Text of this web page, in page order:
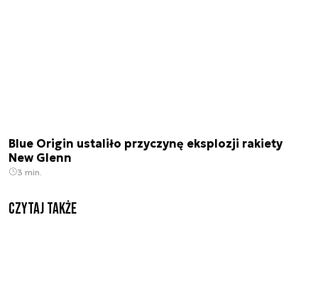
Blue Origin ustaliło przyczynę eksplozji rakiety
New Glenn
3 min.
Czytaj także